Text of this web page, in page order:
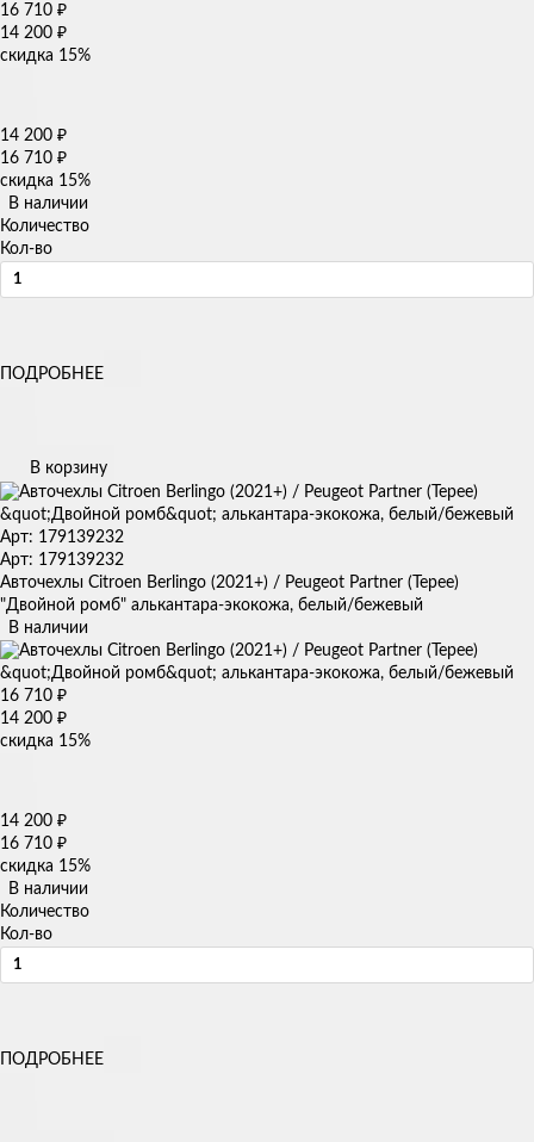
16 710 ₽
14 200 ₽
скидка 15%
14 200 ₽
16 710 ₽
скидка 15%
В наличии
Количество
Кол-во
ПОДРОБНЕЕ
В корзину
Арт: 179139232
Арт: 179139232
Авточехлы Citroen Berlingo (2021+) / Peugeot Partner (Tepee)
"Двойной ромб" алькантара-экокожа, белый/бежевый
В наличии
16 710 ₽
14 200 ₽
скидка 15%
14 200 ₽
16 710 ₽
скидка 15%
В наличии
Количество
Кол-во
ПОДРОБНЕЕ